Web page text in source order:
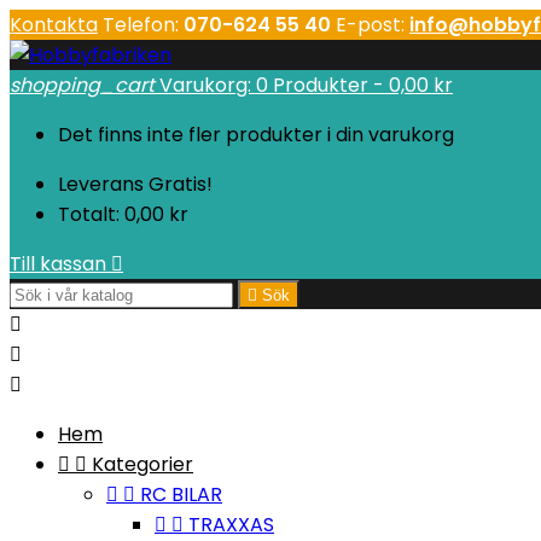
Kontakta Telefon: 070-624 55 40 E-post:
shopping_cartVarukorg: 0 Produkter - 0,00 kr
Det finns inte fler produkter i din varukorg
Leverans Gratis!
Totalt: 0,00 kr
Till kassan 
 Sök



Hem
  Kategorier
  RC BILAR
  TRAXXAS